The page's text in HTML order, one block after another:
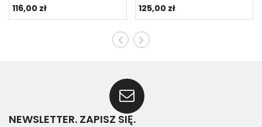
116,00 zł 125,00 zł
NEWSLETTER. ZAPISZ SIĘ.